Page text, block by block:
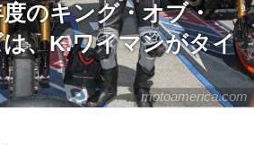
motoamerica.com
のキング・オブ・
、K.ワイマンがタイ